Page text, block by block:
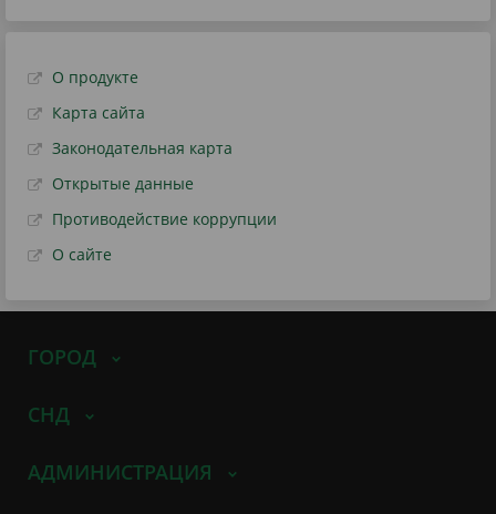
О продукте
Карта сайта
Законодательная карта
Открытые данные
Противодействие коррупции
О сайте
ГОРОД
СНД
АДМИНИСТРАЦИЯ